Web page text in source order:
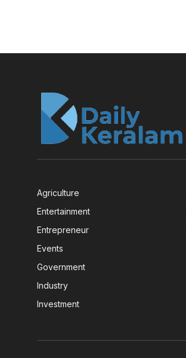
Agriculture
Entertainment
Entrepreneur
Events
Government
Industry
Investment